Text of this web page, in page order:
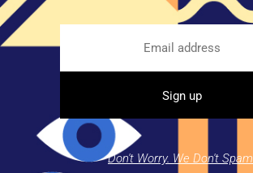
Don't Worry. We Don't Spam.